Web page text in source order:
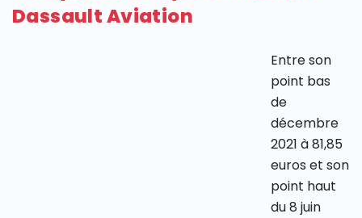
Dassault Aviation
Entre son
point bas
de
décembre
2021 à 81,85
euros et son
point haut
du 8 juin